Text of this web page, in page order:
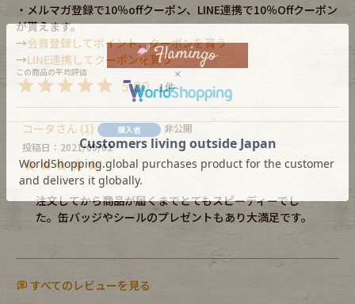
Bag Stall・Scarf
Accessory Shoes
Belt antique goods
Keyring vintage bicycle
FAFATT
・メルマガ登録で10％offクーポン、LINE連携で10％Offクーポン
が貰えます。
→会員登録してポイント、クーポンを貰う
→LINE連携してクーポンを貰う
5.00 1
コータ 1 購入者
非公開
投稿日
2021/09/02
注文してから商品が届くまでとてもスピーディーでし
た。缶バッジやシールのプレゼントもあり大満足です。
すべてのレビューを見る